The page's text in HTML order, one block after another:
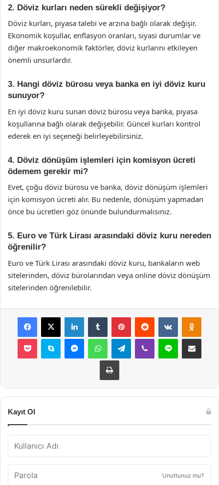
2. Döviz kurları neden sürekli değişiyor?
Döviz kurları, piyasa talebi ve arzına bağlı olarak değişir.
Ekonomik koşullar, enflasyon oranları, siyasi durumlar ve
diğer makroekonomik faktörler, döviz kurlarını etkileyen
önemli unsurlardır.
3. Hangi döviz bürosu veya banka en iyi döviz kuru
sunuyor?
En iyi döviz kuru sunan döviz bürosu veya banka, piyasa
koşullarına bağlı olarak değişebilir. Güncel kurları kontrol
ederek en iyi seçeneği belirleyebilirsiniz.
4. Döviz dönüşüm işlemleri için komisyon ücreti
ödemem gerekir mi?
Evet, çoğu döviz bürosu ve banka, döviz dönüşüm işlemleri
için komisyon ücreti alır. Bu nedenle, dönüşüm yapmadan
önce bu ücretleri göz önünde bulundurmalısınız.
5. Euro ve Türk Lirası arasındaki döviz kuru nereden
öğrenilir?
Euro ve Türk Lirası arasındaki döviz kuru, bankaların web
sitelerinden, döviz bürolarından veya online döviz dönüşüm
sitelerinden öğrenilebilir.
Facebook
X LinkedInTumblr PinterestReddit VKontakte
Pocket Skype MessengerWhatsAppTelegramViber Line E-Posta ile
Yazdır
Kayıt Ol
Unuttunuz mu?